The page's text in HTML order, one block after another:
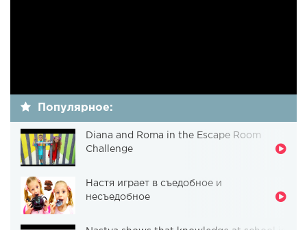
Популярное:
Diana and Roma in the Escape Room
Challenge
Настя играет в съедобное и
несъедобное